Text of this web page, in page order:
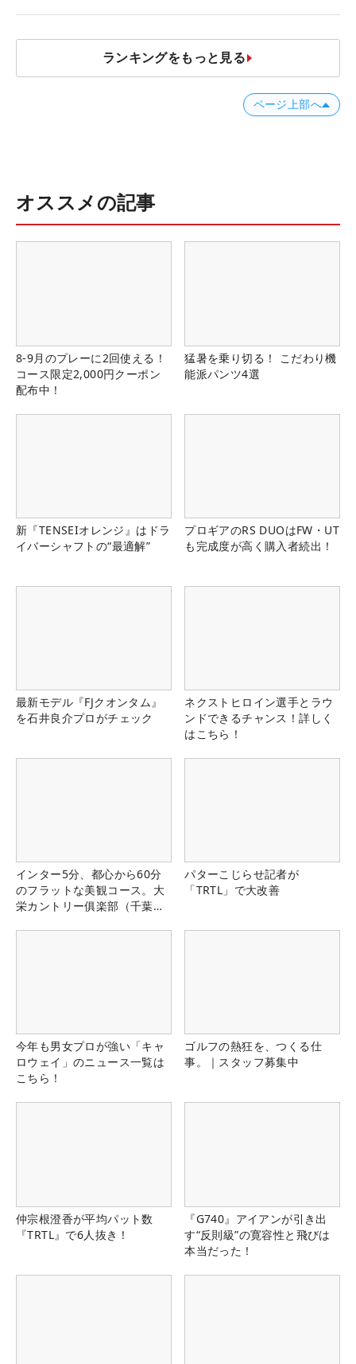
ランキングをもっと見る
ページ上部へ
オススメの記事
8-9月のプレーに2回使える！
コース限定2,000円クーポン
配布中！
猛暑を乗り切る！ こだわり機
能派パンツ4選
新『TENSEIオレンジ』はドラ
イバーシャフトの“最適解”
プロギアのRS DUOはFW・UT
も完成度が高く購入者続出！
最新モデル『FJクオンタム』
を石井良介プロがチェック
ネクストヒロイン選手とラウ
ンドできるチャンス！詳しく
はこちら！
インター5分、都心から60分
のフラットな美観コース。大
栄カントリー俱楽部（千葉
パターこじらせ記者が
「TRTL」で大改善
今年も男女プロが強い「キャ
ロウェイ」のニュース一覧は
こちら！
ゴルフの熱狂を、つくる仕
事。｜スタッフ募集中
仲宗根澄香が平均パット数
『TRTL』で6人抜き！
『G740』アイアンが引き出
す“反則級”の寛容性と飛びは
本当だった！